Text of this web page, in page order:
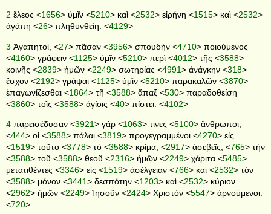
2 ἔλεος <1656> ὑμῖν <5210> καὶ <2532> εἰρήνη <1515> καὶ <2532>
ἀγάπη <26> πληθυνθείη. <4129>
3 Ἀγαπητοί, <27> πᾶσαν <3956> σπουδὴν <4710> ποιούμενος
<4160> γράφειν <1125> ὑμῖν <5210> περὶ <4012> τῆς <3588>
κοινῆς <2839> ἡμῶν <2249> σωτηρίας <4991> ἀνάγκην <318>
ἔσχον <2192> γράψαι <1125> ὑμῖν <5210> παρακαλῶν <3870>
ἐπαγωνίζεσθαι <1864> τῇ <3588> ἅπαξ <530> παραδοθείσῃ
<3860> τοῖς <3588> ἁγίοις <40> πίστει. <4102>
4 παρεισέδυσαν <3921> γάρ <1063> τινες <5100> ἄνθρωποι,
<444> οἱ <3588> πάλαι <3819> προγεγραμμένοι <4270> εἰς
<1519> τοῦτο <3778> τὸ <3588> κρίμα, <2917> ἀσεβεῖς, <765> τὴν
<3588> τοῦ <3588> θεοῦ <2316> ἡμῶν <2249> χάριτα <5485>
μετατιθέντες <3346> εἰς <1519> ἀσέλγειαν <766> καὶ <2532> τὸν
<3588> μόνον <3441> δεσπότην <1203> καὶ <2532> κύριον
<2962> ἡμῶν <2249> Ἰησοῦν <2424> Χριστὸν <5547> ἀρνούμενοι.
<720>